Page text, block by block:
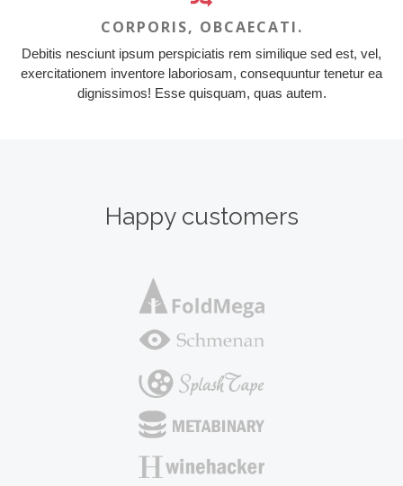
CORPORIS, OBCAECATI.
Debitis nesciunt ipsum perspiciatis rem similique sed est, vel,
exercitationem inventore laboriosam, consequuntur tenetur ea
dignissimos! Esse quisquam, quas autem.
Happy customers